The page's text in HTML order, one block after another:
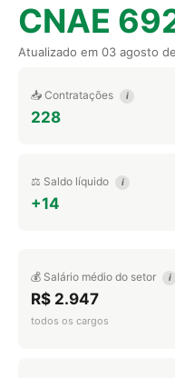
CNAE
Atualizado em 03 agosto
📥 Contratações i
228
⚖️ Saldo líquido i
+14
💰 Salário médio do setor i
R$ 2.947
todos os cargos